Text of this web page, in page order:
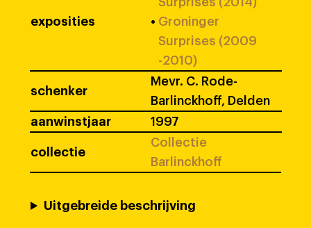
exposities
• Groninger
Surprises (2009
-2010)
schenker
Mevr. C. Rode-
Barlinckhoff, Delden
aanwinstjaar
1997
collectie
Collectie
Barlinckhoff
Uitgebreide beschrijving